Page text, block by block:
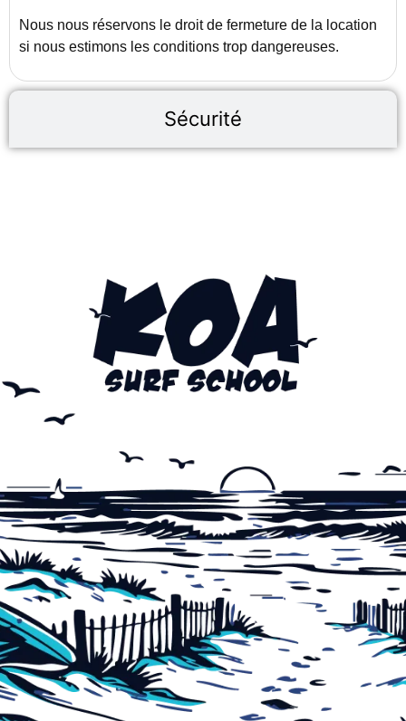
Sécurité
Nous nous réservons le droit de fermeture de la location
si nous estimons les conditions trop dangereuses.